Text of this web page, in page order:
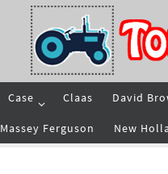
Case Claas David
Massey Ferguson New